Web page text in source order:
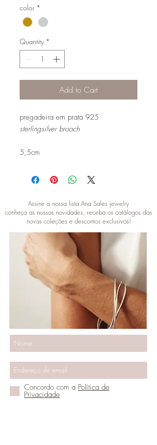
color *
Quantity *
Add to Cart
pregadeira em prata 925
sterlingsilver brooch
5,5cm
SUBSCRIBE
Assine a nossa lista Ana Sales jewelry
conheça as nossas novidades, receba os catálogos das
novas coleções e descontos exclusivos!
Concordo com a Política de
Privacidade